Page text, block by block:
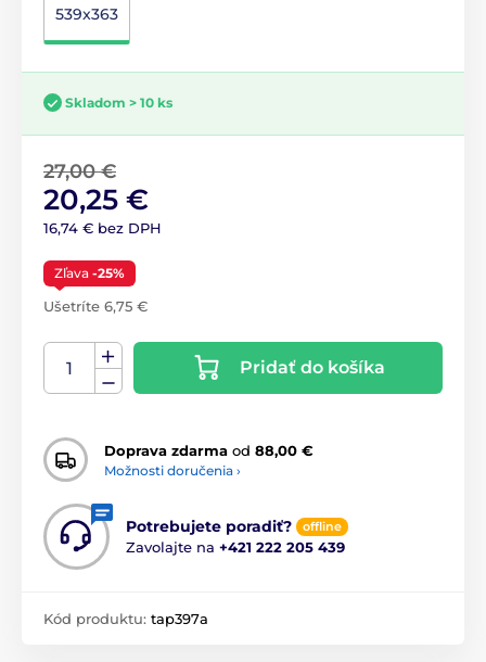
539x363
Skladom > 10 ks
27,00 €
20,25 €
16,74 € bez DPH
Zľava -25%
Ušetríte 6,75 €
Pridať do košíka
Doprava zdarma od 88,00 €
Možnosti doručenia ›
Potrebujete poradiť? offline
Zavolajte na +421 222 205 439
Kód produktu: tap397a